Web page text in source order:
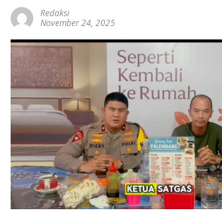
Redaksi
November 24, 2025